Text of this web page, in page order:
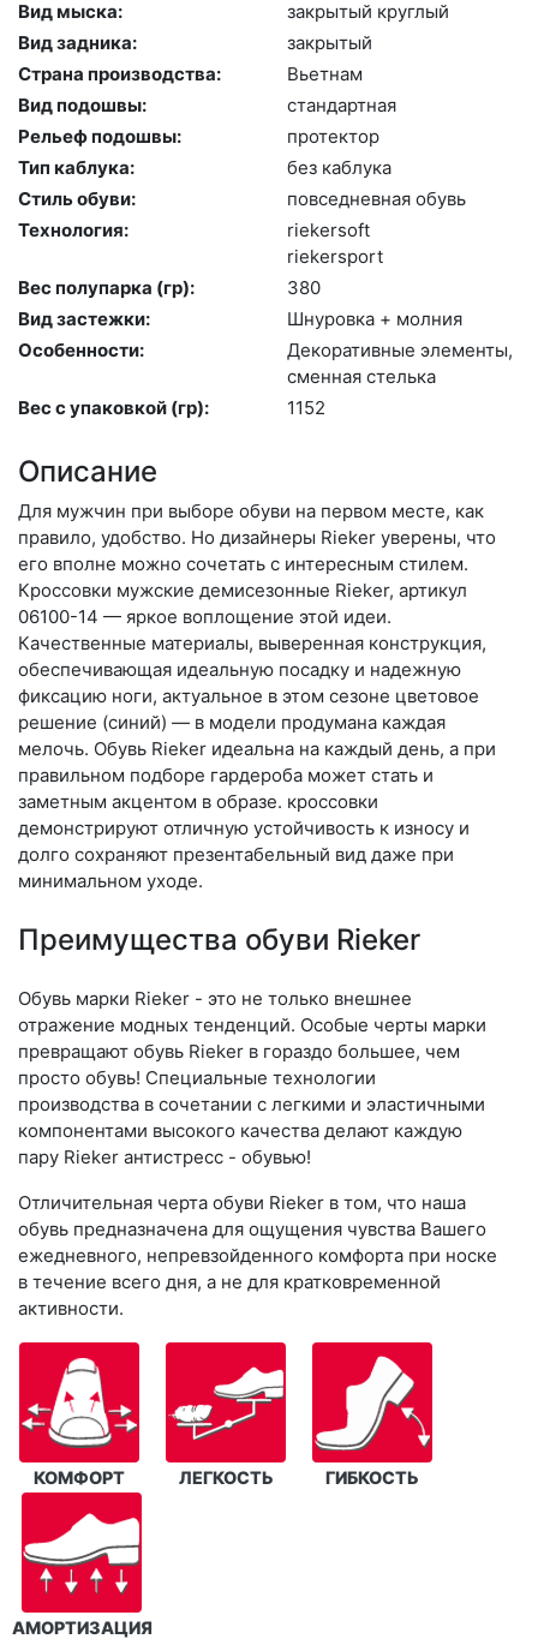
Вид мыска:
зак­ры­тый круг­лый
Вид задника:
зак­ры­тый
Страна производства:
Вь­ет­нам
Вид подошвы:
стан­дарт­ная
Рельеф подошвы:
про­тек­тор
Тип каблука:
без каб­лу­ка
Стиль обуви:
пов­седнев­ная обувь
Технология:
ri­eker­soft
ri­ekers­port
Вес полупарка (гр):
380
Вид застежки:
Шну­ров­ка + мол­ния
Особенности:
Де­кора­тив­ные эле­мен­ты,
смен­ная стель­ка
Вес с упаковкой (гр):
1152
Описание
Для мужчин при выборе обуви на первом месте, как
правило, удобство. Но дизайнеры Rieker уверены, что
его вполне можно сочетать с интересным стилем.
Кроссовки мужские демисезонные Rieker, артикул
06100-14 — яркое воплощение этой идеи.
Качественные материалы, выверенная конструкция,
обеспечивающая идеальную посадку и надежную
фиксацию ноги, актуальное в этом сезоне цветовое
решение (синий) — в модели продумана каждая
мелочь. Обувь Rieker идеальна на каждый день, а при
правильном подборе гардероба может стать и
заметным акцентом в образе. кроссовки
демонстрируют отличную устойчивость к износу и
долго сохраняют презентабельный вид даже при
минимальном уходе.
Преимущества обуви Rieker
Обувь марки Rieker - это не только внешнее
отражение модных тенденций. Особые черты марки
превращают обувь Rieker в гораздо большее, чем
просто обувь! Специальные технологии
производства в сочетании с легкими и эластичными
компонентами высокого качества делают каждую
пару Rieker антистресс - обувью!
Отличительная черта обуви Rieker в том, что наша
обувь предназначена для ощущения чувства Вашего
ежедневного, непревзойденного комфорта при носке
в течение всего дня, а не для кратковременной
активности.
КОМФОРТ ЛЕГКОСТЬ ГИБКОСТЬ
АМОРТИЗАЦИЯ